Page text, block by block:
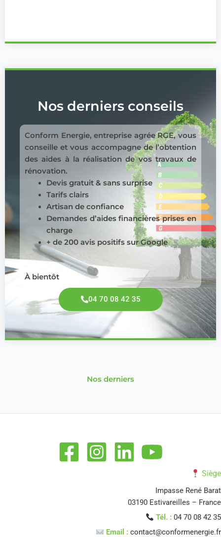
Nos derniers conseils
Conform Energie, entreprise agrée RGE, vous
conseille et vous accompagne de l’obtention
des aides à la réalisation de vos travaux de
rénovation.
Devis gratuit & sans surprise
Tarifs clairs
Artisan de confiance
Demandes d’aides financières prises en
charge
+ de 200 avis positifs sur Google
À bientôt
04 70 08 42 35
Nos derniers
Siège
Impasse René Barat
03190 Estivareilles – France
Tél. : 04 70 08 42 35
Email : contact@conformenergie.fr